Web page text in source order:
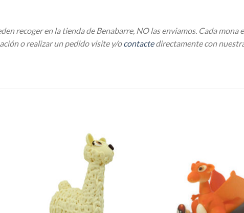
recoger en la tienda de Benabarre, NO las enviamos. Cada mona
o realizar un pedido visite y/ocontactedirectamente con